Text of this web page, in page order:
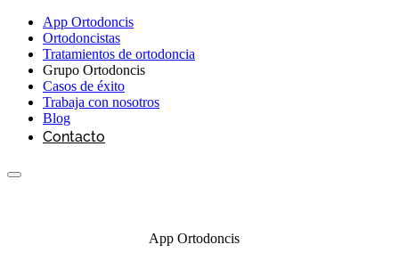
App Ortodoncis
Ortodoncistas
Tratamientos de ortodoncia
Grupo Ortodoncis
Casos de éxito
Trabaja con nosotros
Blog
Contacto
App Ortodoncis